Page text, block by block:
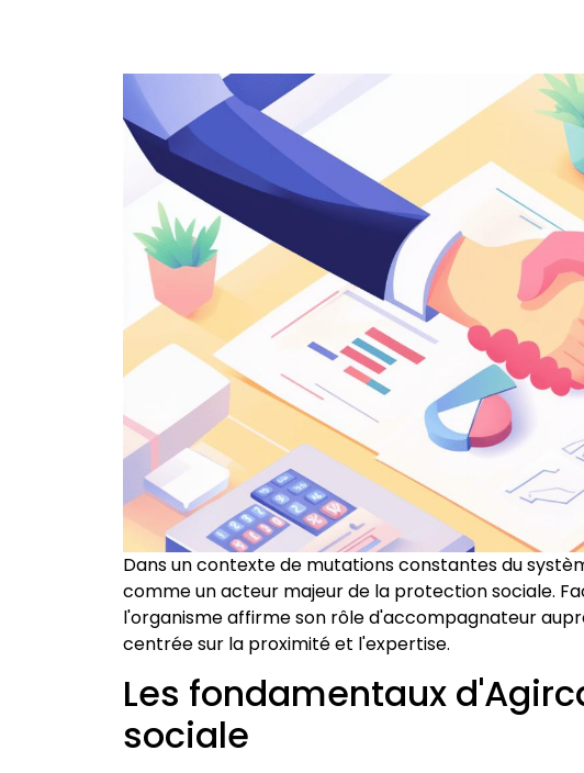
Dans un contexte de mutations constantes du
comme un acteur majeur de la protection sociale.
l'organisme affirme son rôle d'accompagnateur
centrée sur la proximité et l'expertise.
Les fondamentaux
sociale